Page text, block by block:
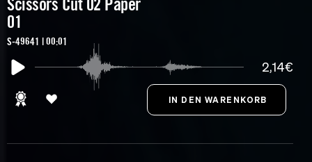
Scissors Cut 02 Paper
01
S-49641 | 00:01
2,14€